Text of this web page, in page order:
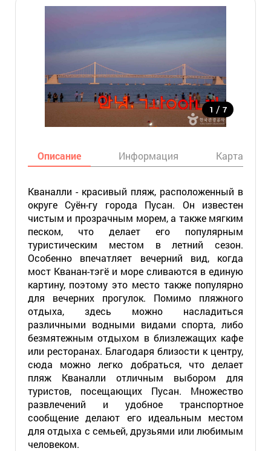
1 / 7
Описание Информация Карта
Кваналли - красивый пляж, расположенный в
округе Суён-гу города Пусан. Он известен
чистым и прозрачным морем, а также мягким
песком, что делает его популярным
туристическим местом в летний сезон.
Особенно впечатляет вечерний вид, когда
мост Кванан-тэгё и море сливаются в единую
картину, поэтому это место также популярно
для вечерних прогулок. Помимо пляжного
отдыха, здесь можно насладиться
различными водными видами спорта, либо
безмятежным отдыхом в близлежащих кафе
или ресторанах. Благодаря близости к центру,
сюда можно легко добраться, что делает
пляж Кваналли отличным выбором для
туристов, посещающих Пусан. Множество
развлечений и удобное транспортное
сообщение делают его идеальным местом
для отдыха с семьей, друзьями или любимым
человеком.